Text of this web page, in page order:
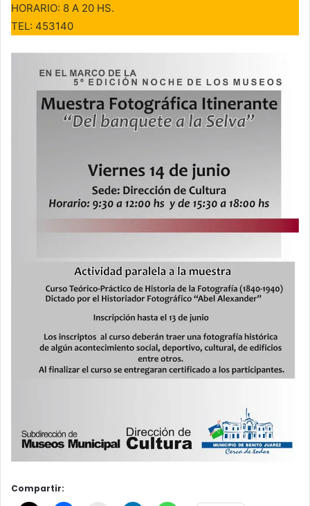
HORARIO: 8 A 20 HS.
TEL: 453140
Compartir: